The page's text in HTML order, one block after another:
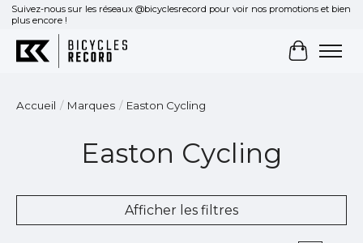
Suivez-nous sur les réseaux @bicyclesrecord pour voir nos promotions et bien
plus encore !
Panier
Accueil / Marques / Easton Cycling
Easton Cycling
Afficher les filtres